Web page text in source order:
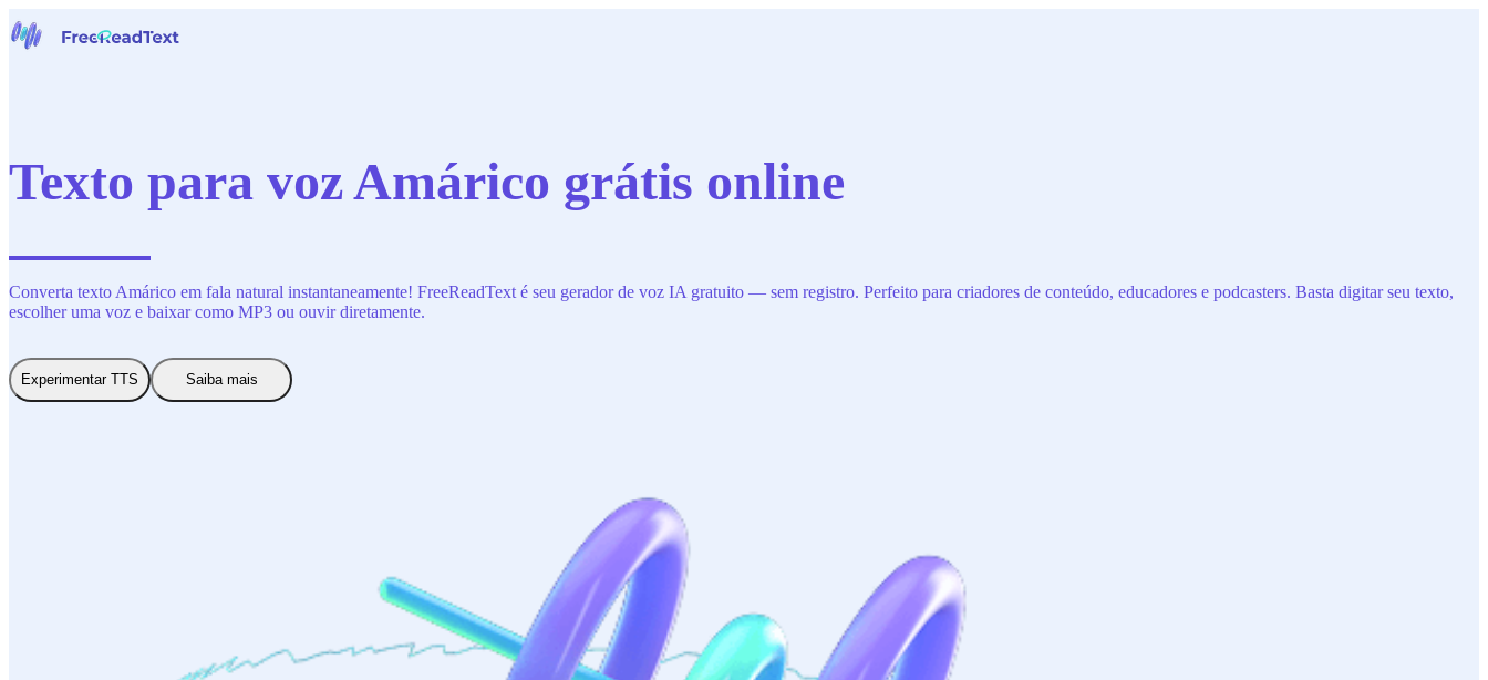
Preços
Contate-Nos
Texto para voz Amárico grátis online
Converta texto Amárico em fala natural instantaneamente! FreeReadText é seu gerador de voz IA gratuito — sem registro. Perfeito para criadores de conteúdo, educadores e podcasters. Basta digitar seu texto,
escolher uma voz e baixar como MP3 ou ouvir diretamente.
Experimentar TTS Saiba mais